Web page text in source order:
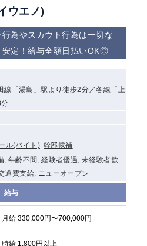
ウエノ)
為やスカウト行為は一切な
安定！給与全額日払いOK◎
線「湯島」駅より徒歩2分／各線「上
ル(バイト) 幹部候補
, 年齢不問, 経験者優遇, 未経験者歓
通費支給, ニューオープン
給与
月給 330,000円〜700,000円
時給 1,800円以上
北千住
大山
品川
新宿
西葛西
学芸大学
小作・羽村・福生エリア
吉祥寺（北口／東口）
錦糸町南口
金町（北口）
①JR埼京線「赤羽駅」から徒歩2分 ②東